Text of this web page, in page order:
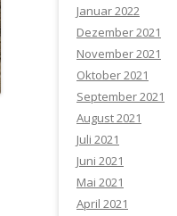
Januar 2022
Dezember 2021
November 2021
Oktober 2021
September 2021
August 2021
Juli 2021
Juni 2021
Mai 2021
April 2021